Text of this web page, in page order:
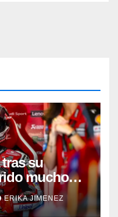
su
mucho
y medio”
ERIKA JIMENEZ